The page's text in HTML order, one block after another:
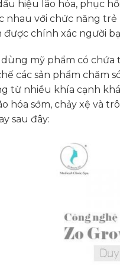
hiệu lão hóa, phục
nhau với chức năng trẻ
được chính xác người
mỹ phẩm có
các sản phẩm chăm
từ nhiều khía cạnh
hóa sớm, chảy xệ và
sau đây: